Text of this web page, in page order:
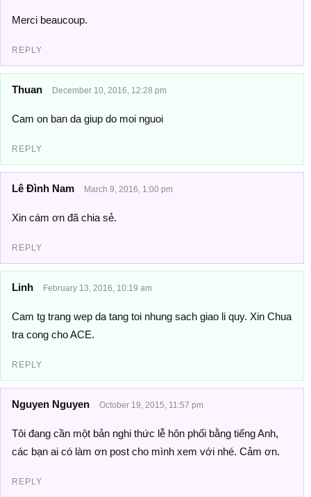
Merci beaucoup.
REPLY
Thuan December 10, 2016, 12:28 pm
Cam on ban da giup do moi nguoi
REPLY
Lê Đình Nam March 9, 2016, 1:00 pm
Xin cám ơn đã chia sẻ.
REPLY
Linh February 13, 2016, 10:19 am
Cam tg trang wep da tang toi nhung sach giao li quy. Xin Chua
tra cong cho ACE.
REPLY
Nguyen Nguyen October 19, 2015, 11:57 pm
Tôi đang cần một bản nghi thức lễ hôn phối bằng tiếng Anh,
các bạn ai có làm ơn post cho mình xem với nhé. Cảm ơn.
REPLY